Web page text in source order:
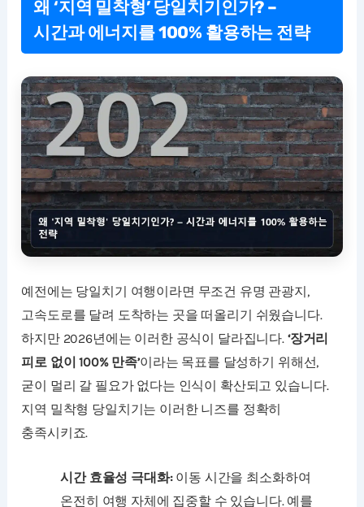
왜 ‘지역 밀착형’ 당일치기인가? –
시간과 에너지를 100% 활용하는 전략
예전에는 당일치기 여행이라면 무조건 유명 관광지,
고속도로를 달려 도착하는 곳을 떠올리기 쉬웠습니다.
하지만 2026년에는 이러한 공식이 달라집니다. ‘장거리
피로 없이 100% 만족’이라는 목표를 달성하기 위해선,
굳이 멀리 갈 필요가 없다는 인식이 확산되고 있습니다.
지역 밀착형 당일치기는 이러한 니즈를 정확히
충족시키죠.
시간 효율성 극대화:이동 시간을 최소화하여
온전히 여행 자체에 집중할 수 있습니다. 예를